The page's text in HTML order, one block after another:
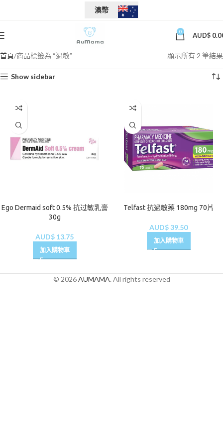
澳幣
0 AUD$
首頁 商品標籤為 “過敏” 顯示所有 2 筆結果
Show sidebar
Ego Dermaid soft 0.5% 抗过敏乳膏
30g
AUD$ 13.75
加入購物車
Telfast 抗過敏藥 180mg 70片
AUD$39.50
加入購物車
© 2026AUMAMA. All rights reserved